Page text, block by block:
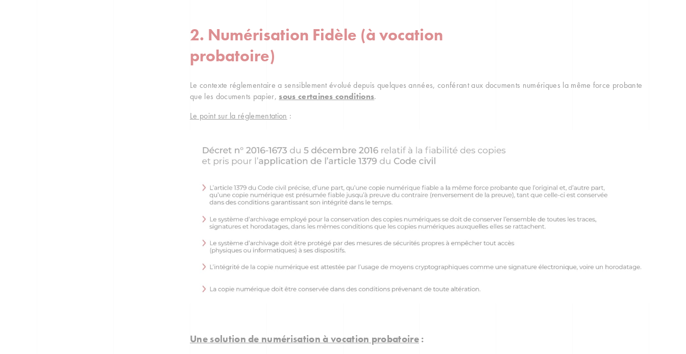
2. Numérisation Fidèle (à vocation
probatoire)
Le contexte réglementaire a sensiblement évolué depuis quelques années, conférant aux documents numériques la même force probante
que les documents papier, sous certaines conditions.
Le point sur la réglementation :
Une solution de numérisation à vocation probatoire :